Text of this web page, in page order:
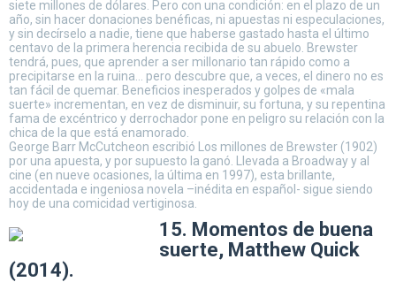
siete millones de dólares. Pero con una condición: en el plazo de un
año, sin hacer donaciones benéficas, ni apuestas ni especulaciones,
y sin decírselo a nadie, tiene que haberse gastado hasta el último
centavo de la primera herencia recibida de su abuelo. Brewster
tendrá, pues, que aprender a ser millonario tan rápido como a
precipitarse en la ruina… pero descubre que, a veces, el dinero no es
tan fácil de quemar. Beneficios inesperados y golpes de «mala
suerte» incrementan, en vez de disminuir, su fortuna, y su repentina
fama de excéntrico y derrochador pone en peligro su relación con la
chica de la que está enamorado.
George Barr McCutcheon escribió Los millones de Brewster (1902)
por una apuesta, y por supuesto la ganó. Llevada a Broadway y al
cine (en nueve ocasiones, la última en 1997), esta brillante,
accidentada e ingeniosa novela –inédita en español- sigue siendo
hoy de una comicidad vertiginosa.
15. Momentos de buena
suerte, Matthew Quick
(2014).